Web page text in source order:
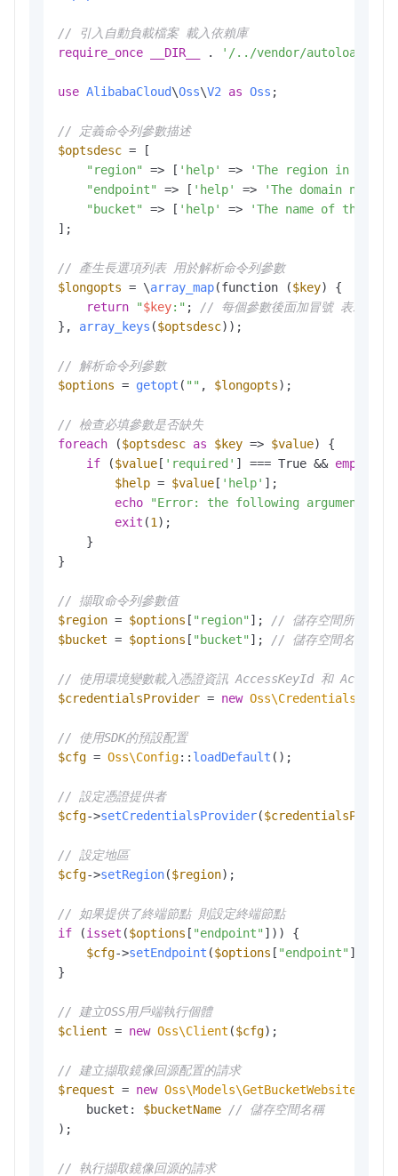
// 引入自動負載檔案 載入依賴庫
require_once
__DIR__ . '/../vendor/autoload.php'
use AlibabaCloud\Oss\V2 as Oss ;
// 定義命令列參數描述
$optsdesc = [
"region"
=> [ 'help' =>
'The region in
"endpoint"
=> [ 'help' =>
'The domain
"bucket"
=> [ 'help' =>
'The name of the
];
// 產生長選項列表 用於解析命令列參數
$longopts = \array_map(function ($key) {
return
"$key:" ;
// 每個參數後面加冒號 表示需要
}, array_keys ($optsdesc));
// 解析命令列參數
$options = getopt ( "" , $longopts);
// 檢查必填參數是否缺失
foreach ($optsdesc as $key => $value) {
if ($value[ 'required' ] === True && empty
$help = $value[ 'help' ];
echo
"Error: the following arguments
exit (1 );
    }
}
// 擷取命令列參數值
$region = $options [ "region" ];
// 儲存空間所在地區
$bucket = $options [ "bucket" ]; // 儲存空間名稱
// 使用環境變數載入憑證資訊 AccessKeyId 和
$credentialsProvider = new
// 使用SDK的預設配置
$cfg = Oss\Config:: loadDefault ();
// 設定憑證提供者
$cfg->setCredentialsProvider(
// 設定地區
$cfg->setRegion($region);
// 如果提供了終端節點 則設定終端節點
if (isset ($options [ "endpoint" ])) {
$cfg->setEndpoint ($options [ "endpoint" ]);
}
// 建立OSS用戶端執行個體
$client = new Oss\Client ($cfg);
// 建立擷取鏡像回源配置的請求
$request = new
    bucket:
$bucketName
// 儲存空間名稱
);
// 執行擷取鏡像回源的請求